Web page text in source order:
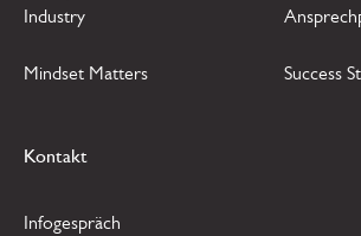
Industry
Mindset Matters Success
Kontakt
Infogespräch